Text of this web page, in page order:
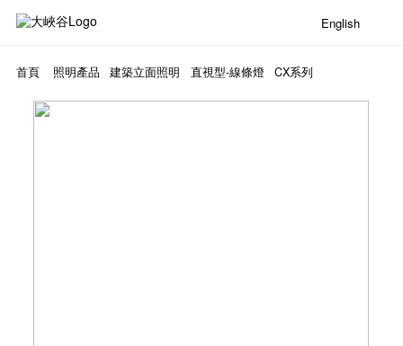
English
首頁 照明產品 建築立面照明 直視型-線條燈 CX系列